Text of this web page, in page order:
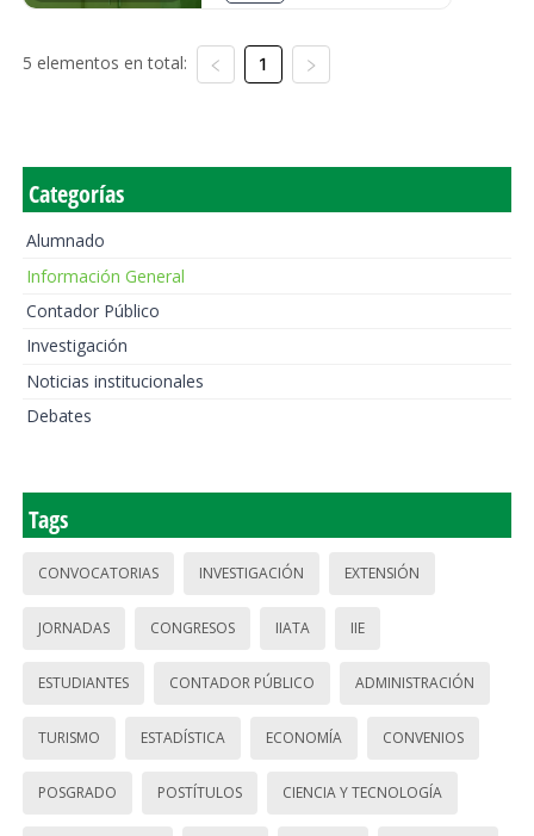
5 elementos en total: 1
Categorías
Alumnado
Información General
Contador Público
Investigación
Noticias institucionales
Debates
Tags
CONVOCATORIAS INVESTIGACIÓN EXTENSIÓN
JORNADAS CONGRESOS IIATA IIE
ESTUDIANTES CONTADOR PÚBLICO ADMINISTRACIÓN
TURISMO ESTADÍSTICA ECONOMÍA CONVENIOS
POSGRADO POSTÍTULOS CIENCIA Y TECNOLOGÍA